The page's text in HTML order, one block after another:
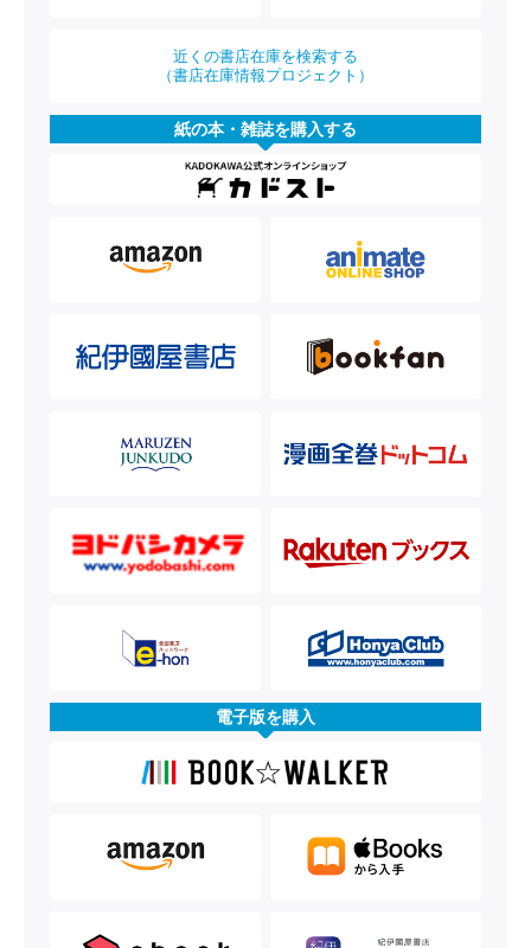
近くの書店在庫を検索する
（書店在庫情報プロジェクト）
紙の本・雑誌を購入する
電子版を購入